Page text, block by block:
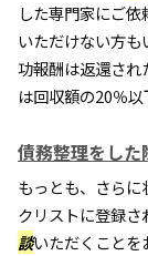
した専門家にご
いただけない方
功報酬は返還され
は回収額の20％以
債務整理をし
もっとも、さら
クリストに登録
談いただくことを